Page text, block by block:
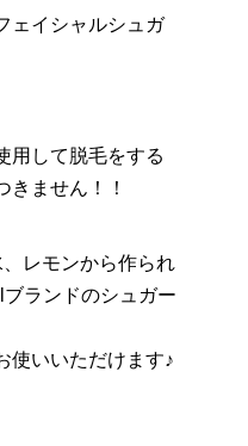
ェイシャルシュガ
用して脱毛をする
きません！！
レモンから作られ
ランドのシュガー
使いいただけます♪